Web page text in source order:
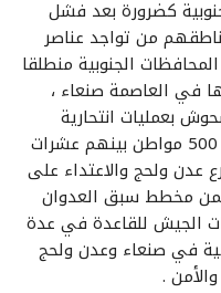
كضرورة بعد فشل
من تواجد عناصر
الجنوبية منطلقا
في العاصمة صنعاء ،
بعمليات انتحارية
أسفرت عن استشهاد وجرح أكثر من 500 مواطن بينهم عشرات
عدن ولحج والاعتداء على
مخطط سبق العدوان
الجيش للقاعدة في عدة
في صنعاء وعدن ولحج
.